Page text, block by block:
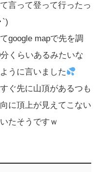
言って登って行ったっ
`)
google mapで先を調
くらいあるみたいな
うに言いました
ぐ先に山頂があるつも
に頂上が見えてこない
たそうですｗ